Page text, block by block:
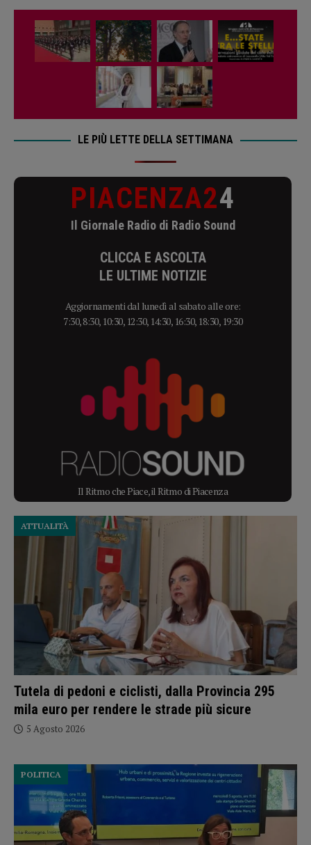
LE PIÙ LETTE DELLA SETTIMANA
PIACENZA24
Il Giornale Radio di Radio Sound
CLICCA E ASCOLTA
LE ULTIME NOTIZIE
Aggiornamenti dal lunedì al sabato alle ore:
7:30, 8:30, 10:30, 12:30, 14:30, 16:30, 18:30, 19:30
Il Ritmo che Piace, il Ritmo di Piacenza
Tutela di pedoni e ciclisti, dalla Provincia 295
mila euro per rendere le strade più sicure
ATTUALITÀ
5 Agosto 2026
POLITICA